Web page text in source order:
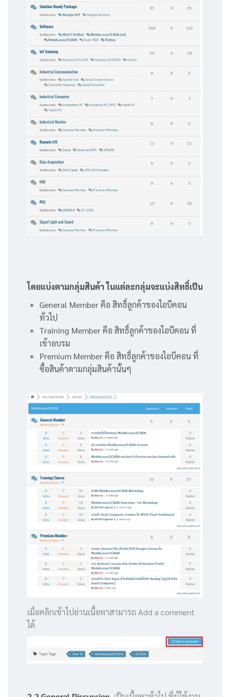
โดยแบ่งตามกลุ่มสินค้า ในแต่ละกลุ่มจะแบ่งสิทธิ์เป็น
General Member คือ สิทธิ์ลูกค้าของไอบีคอน
ทั่วไป
Training Member คือ สิทธิ์ลูกค้าของไอบีคอน ที่
เข้าอบรม
Premium Member คือ สิทธิ์ลูกค้าของไอบีคอน ที่
ซื้อสินค้าตามกลุ่มสินค้านั้นๆ
เมื่อคลิกเข้าไปอ่านเนื้อหาสามารถ Add a comment
ได้